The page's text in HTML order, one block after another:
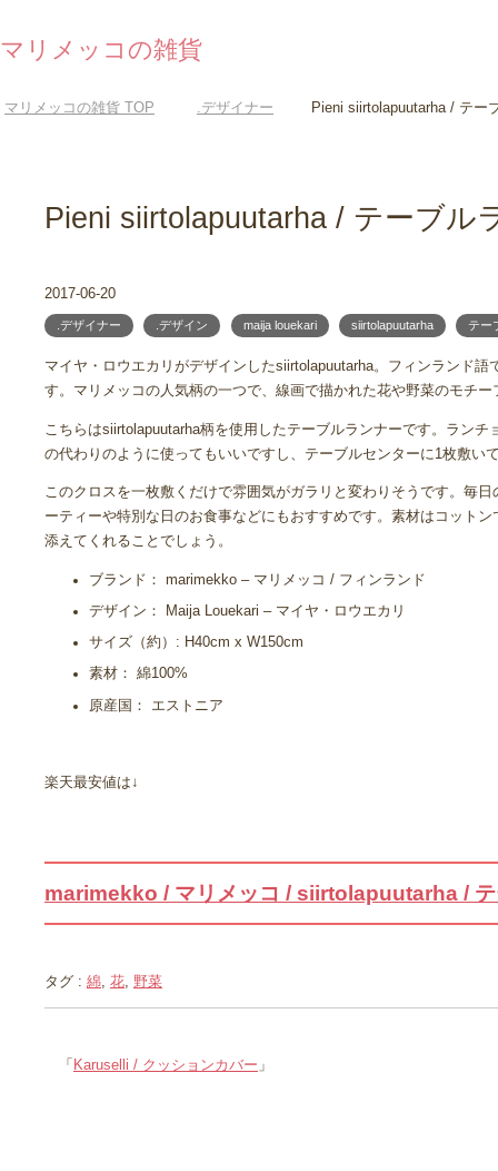
マリメッコの雑貨
マリメッコの雑貨 TOP .デザイナー Pieni siirtolapuutarha / テー
Pieni siirtolapuutarha / テーブル
2017-06-20
.デザイナー .デザイン maija louekari siirtolapuutarha テー
マイヤ・ロウエカリがデザインしたsiirtolapuutarha。フィンランド語
す。マリメッコの人気柄の一つで、線画で描かれた花や野菜のモチ
こちらはsiirtolapuutarha柄を使用したテーブルランナーです。ランチ
の代わりのように使ってもいいですし、テーブルセンターに1枚敷い
このクロスを一枚敷くだけで雰囲気がガラリと変わりそうです。毎
ーティーや特別な日のお食事などにもおすすめです。素材はコット
添えてくれることでしょう。
ブランド： marimekko – マリメッコ / フィンランド
デザイン： Maija Louekari – マイヤ・ロウエカリ
サイズ（約）: H40cm x W150cm
素材： 綿100%
原産国： エストニア
楽天最安値は↓
marimekko / マリメッコ / siirtolapuutarha / テ
タグ : 綿 花 野菜
「 Karuselli / クッションカバー 」